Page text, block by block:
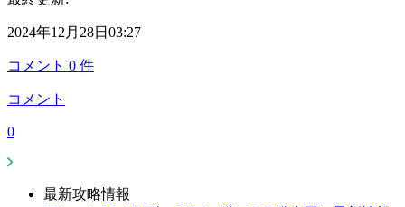
2024年12月28日03:27
コメント 0 件
コメント
0
最新攻略情報